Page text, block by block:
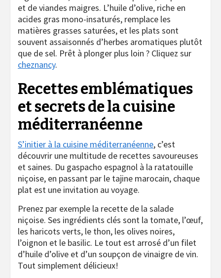
et de viandes maigres. L’huile d’olive, riche en
acides gras mono-insaturés, remplace les
matières grasses saturées, et les plats sont
souvent assaisonnés d’herbes aromatiques plutôt
que de sel. Prêt à plonger plus loin ? Cliquez sur
cheznancy.
Recettes emblématiques
et secrets de la cuisine
méditerranéenne
S’initier à la cuisine méditerranéenne, c’est
découvrir une multitude de recettes savoureuses
et saines. Du gaspacho espagnol à la ratatouille
niçoise, en passant par le tajine marocain, chaque
plat est une invitation au voyage.
Prenez par exemple la recette de la salade
niçoise. Ses ingrédients clés sont la tomate, l’œuf,
les haricots verts, le thon, les olives noires,
l’oignon et le basilic. Le tout est arrosé d’un filet
d’huile d’olive et d’un soupçon de vinaigre de vin.
Tout simplement délicieux!